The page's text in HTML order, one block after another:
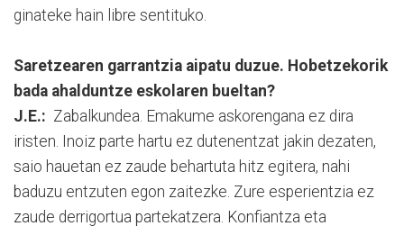
ginateke hain libre sentituko.
Saretzearen garrantzia aipatu duzue. Hobetzekorik
bada ahalduntze eskolaren bueltan?
J.E.: Zabalkundea. Emakume askorengana ez dira
iristen. Inoiz parte hartu ez dutenentzat jakin dezaten,
saio hauetan ez zaude behartuta hitz egitera, nahi
baduzu entzuten egon zaitezke. Zure esperientzia ez
zaude derrigortua partekatzera. Konfiantza eta